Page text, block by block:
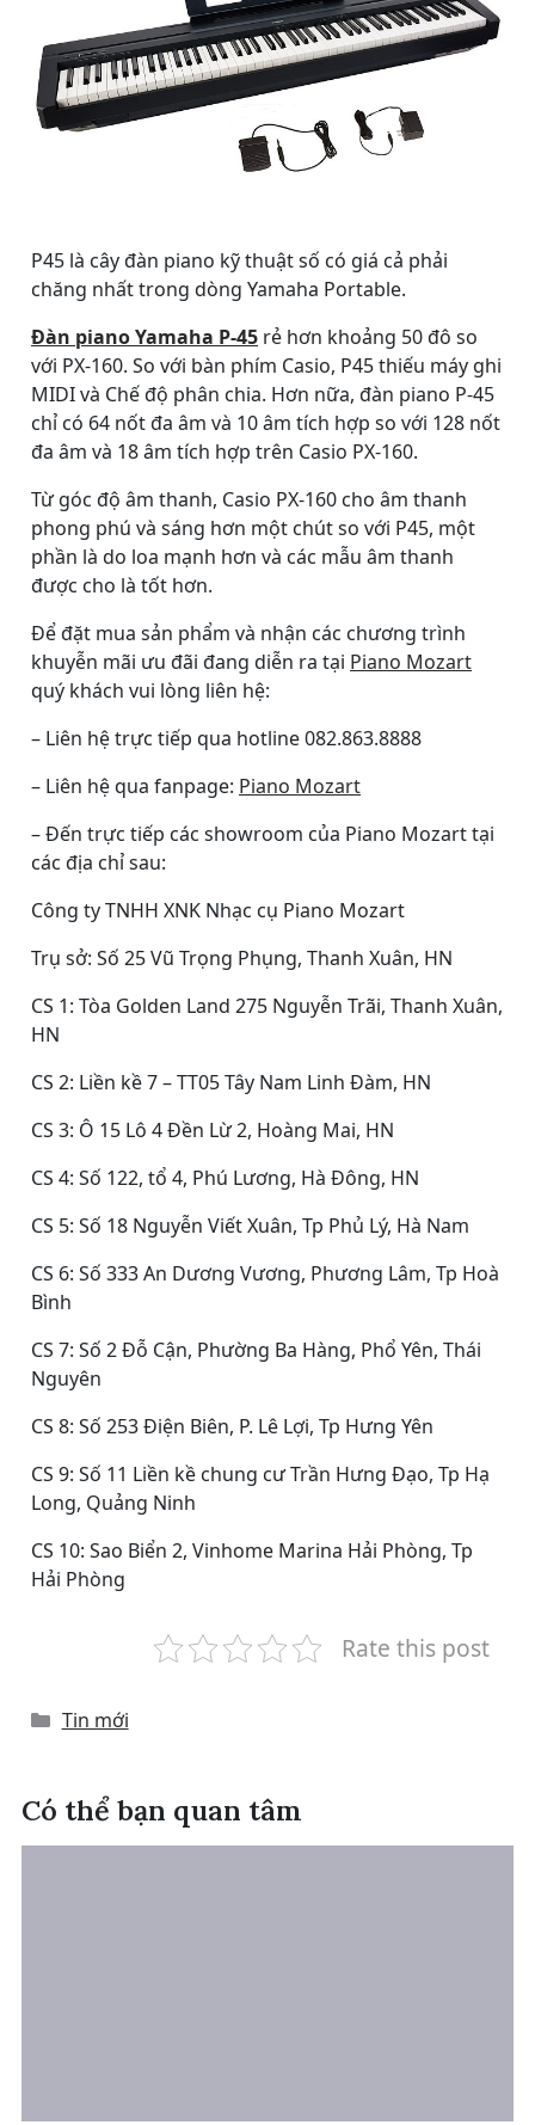
P45 là cây đàn piano kỹ thuật số có giá cả phải
chăng nhất trong dòng Yamaha Portable.
Đàn piano Yamaha P-45 rẻ hơn khoảng 50 đô so
với PX-160. So với bàn phím Casio, P45 thiếu máy ghi
MIDI và Chế độ phân chia. Hơn nữa, đàn piano P-45
chỉ có 64 nốt đa âm và 10 âm tích hợp so với 128 nốt
đa âm và 18 âm tích hợp trên Casio PX-160.
Từ góc độ âm thanh, Casio PX-160 cho âm thanh
phong phú và sáng hơn một chút so với P45, một
phần là do loa mạnh hơn và các mẫu âm thanh
được cho là tốt hơn.
Để đặt mua sản phẩm và nhận các chương trình
khuyễn mãi ưu đãi đang diễn ra tại Piano Mozart
quý khách vui lòng liên hệ:
– Liên hệ trực tiếp qua hotline 082.863.8888
– Liên hệ qua fanpage: Piano Mozart
– Đến trực tiếp các showroom của Piano Mozart tại
các địa chỉ sau:
Công ty TNHH XNK Nhạc cụ Piano Mozart
Trụ sở: Số 25 Vũ Trọng Phụng, Thanh Xuân, HN
CS 1: Tòa Golden Land 275 Nguyễn Trãi, Thanh Xuân,
HN
CS 2: Liền kề 7 – TT05 Tây Nam Linh Đàm, HN
CS 3: Ô 15 Lô 4 Đền Lừ 2, Hoàng Mai, HN
CS 4: Số 122, tổ 4, Phú Lương, Hà Đông, HN
CS 5: Số 18 Nguyễn Viết Xuân, Tp Phủ Lý, Hà Nam
CS 6: Số 333 An Dương Vương, Phương Lâm, Tp Hoà
Bình
CS 7: Số 2 Đỗ Cận, Phường Ba Hàng, Phổ Yên, Thái
Nguyên
CS 8: Số 253 Điện Biên, P. Lê Lợi, Tp Hưng Yên
CS 9: Số 11 Liền kề chung cư Trần Hưng Đạo, Tp Hạ
Long, Quảng Ninh
CS 10: Sao Biển 2, Vinhome Marina Hải Phòng, Tp
Hải Phòng
Rate this post
Categories
Tin mới
Có thể bạn quan tâm